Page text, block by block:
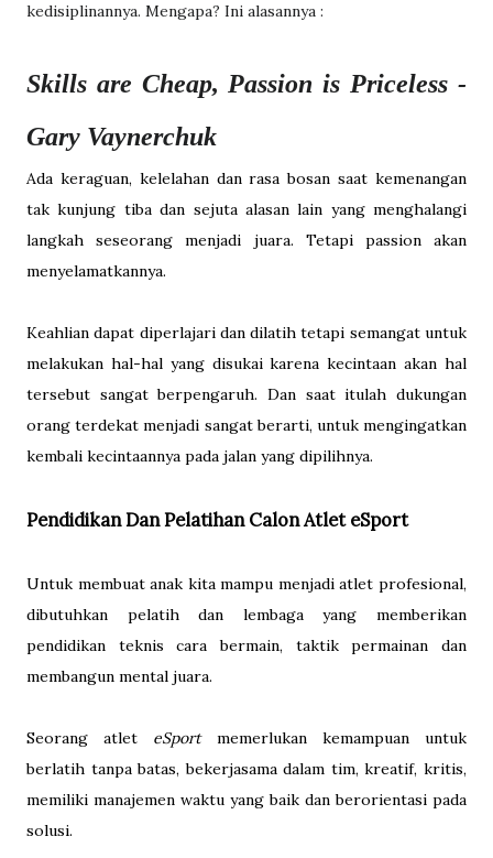
kedisiplinannya. Mengapa? Ini alasannya :
Skills are Cheap, Passion is Priceless -
Gary Vaynerchuk
Ada keraguan, kelelahan dan rasa bosan saat kemenangan
tak kunjung tiba dan sejuta alasan lain yang menghalangi
langkah seseorang menjadi juara. Tetapi passion akan
menyelamatkannya.
Keahlian dapat diperlajari dan dilatih tetapi semangat untuk
melakukan hal-hal yang disukai karena kecintaan akan hal
tersebut sangat berpengaruh. Dan saat itulah dukungan
orang terdekat menjadi sangat berarti, untuk mengingatkan
kembali kecintaannya pada jalan yang dipilihnya.
Pendidikan Dan Pelatihan Calon Atlet eSport
Untuk membuat anak kita mampu menjadi atlet profesional,
dibutuhkan pelatih dan lembaga yang memberikan
pendidikan teknis cara bermain, taktik permainan dan
membangun mental juara.
Seorang atlet eSportmemerlukan kemampuan untuk
berlatih tanpa batas, bekerjasama dalam tim, kreatif, kritis,
memiliki manajemen waktu yang baik dan berorientasi pada
solusi.